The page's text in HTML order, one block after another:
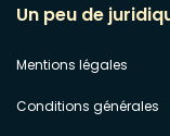
Un peu de
Mentions légales
Conditions générales